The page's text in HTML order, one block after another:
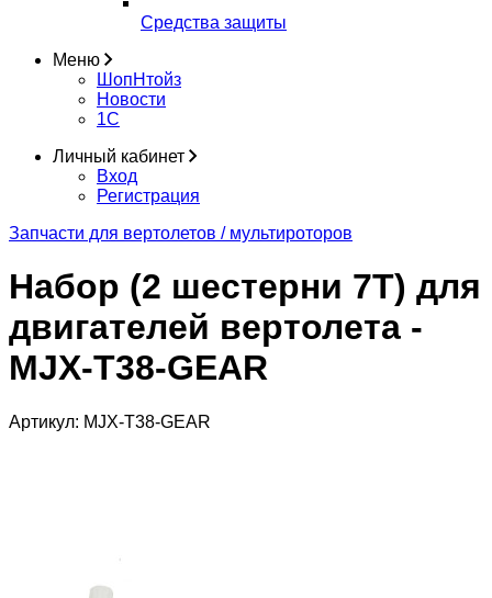
Средства защиты
Меню
ШопНтойз
Новости
1C
Личный кабинет
Вход
Регистрация
Запчасти для вертолетов / мультироторов
Набор (2 шестерни 7T) для
двигателей вертолета -
MJX-T38-GEAR
Артикул: MJX-T38-GEAR